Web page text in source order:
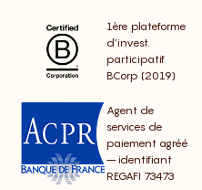
1ère plateforme
d’invest.
participatif
BCorp (2019)
Agent de
services de
paiement agréé
– identifiant
REGAFI 73473